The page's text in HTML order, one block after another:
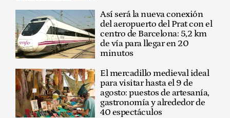
Así será la nueva conexión
del aeropuerto del Prat con el
centro de Barcelona: 5,2 km
de vía para llegar en 20
minutos
El mercadillo medieval ideal
para visitar hasta el 9 de
agosto: puestos de artesanía,
gastronomía y alrededor de
40 espectáculos